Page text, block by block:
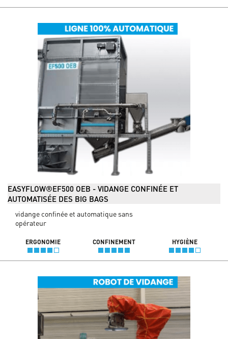
EASYFLOW®EF500 OEB - VIDANGE CONFINÉE ET
AUTOMATISÉE DES BIG BAGS
vidange confinée et automatique sans
opérateur
ERGONOMIE CONFINEMENT HYGIÈNE